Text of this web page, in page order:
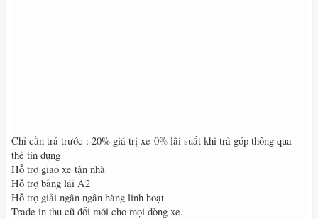
Chỉ cần trả trước : 20% giá trị xe-0% lãi suất khi trả góp thông qua
thẻ tín dụng
Hỗ trợ giao xe tận nhà
Hỗ trợ bằng lái A2
Hỗ trợ giải ngân ngân hàng linh hoạt
Trade in thu cũ đổi mới cho mọi dòng xe.